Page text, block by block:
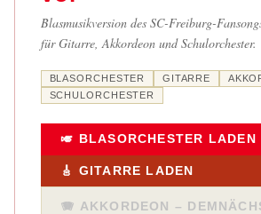
Blasmusikversion des SC-Freiburg-
für Gitarre, Akkordeon und Schulorchester.
BLASORCHESTER GITARRE
SCHULORCHESTER
🎺 BLASORCHESTER LADEN
🎸 GITARRE LADEN
🪗 AKKORDEON –